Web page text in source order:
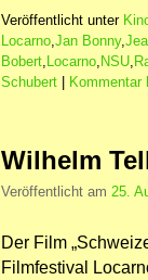
Veröffentlicht unter
Locarno Jan Bonny,
Bobert
Locarno NSU
Schubert
Kommentar
Wilhelm
Veröffentlicht am 25.
Der Film
Filmfestival